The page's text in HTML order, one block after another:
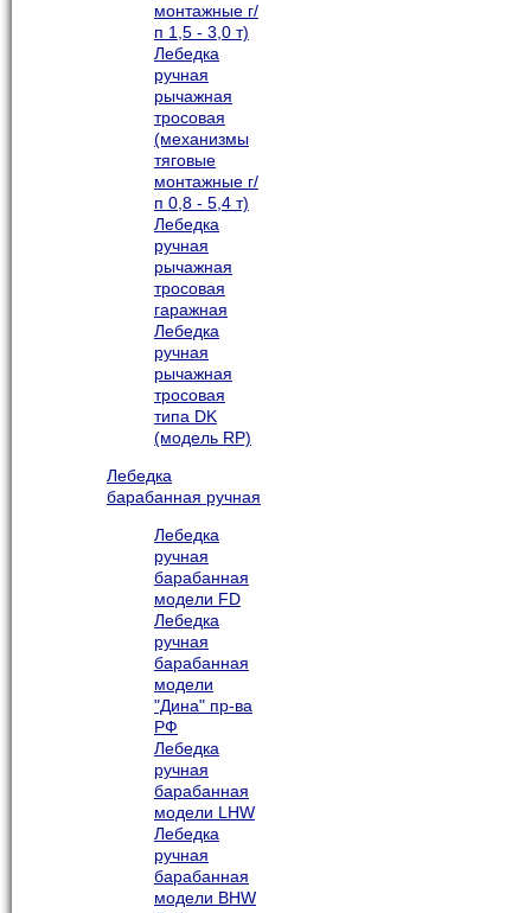
монтажные г/
п 1,5 - 3,0 т)
Лебедка
ручная
рычажная
тросовая
(механизмы
тяговые
монтажные г/
п 0,8 - 5,4 т)
Лебедка
ручная
рычажная
тросовая
гаражная
Лебедка
ручная
рычажная
тросовая
типа DK
(модель RP)
Лебедка
барабанная ручная
Лебедка
ручная
барабанная
модели FD
Лебедка
ручная
барабанная
модели
"Дина" пр-ва
РФ
Лебедка
ручная
барабанная
модели LHW
Лебедка
ручная
барабанная
модели BHW